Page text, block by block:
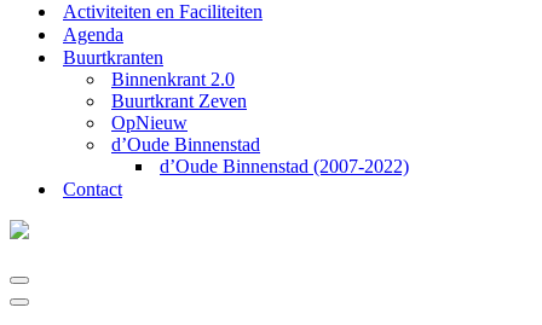
Activiteiten en Faciliteiten
Agenda
Buurtkranten
Binnenkrant 2.0
Buurtkrant Zeven
OpNieuw
d’Oude Binnenstad
d’Oude Binnenstad (2007-2022)
Contact
Navigatie
Menu
Navigatie